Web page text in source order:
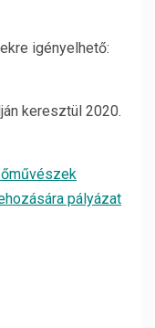
igényelhető:
keresztül 2020.
pályázat